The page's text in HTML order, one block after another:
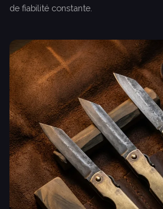
de fiabilité constante.